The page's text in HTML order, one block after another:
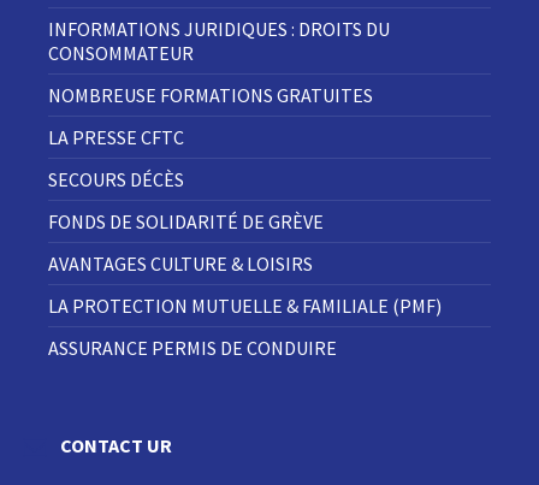
INFORMATIONS JURIDIQUES : DROITS DU
CONSOMMATEUR
NOMBREUSE FORMATIONS GRATUITES
LA PRESSE CFTC
SECOURS DÉCÈS
FONDS DE SOLIDARITÉ DE GRÈVE
AVANTAGES CULTURE & LOISIRS
LA PROTECTION MUTUELLE & FAMILIALE (PMF)
ASSURANCE PERMIS DE CONDUIRE
CONTACT UR